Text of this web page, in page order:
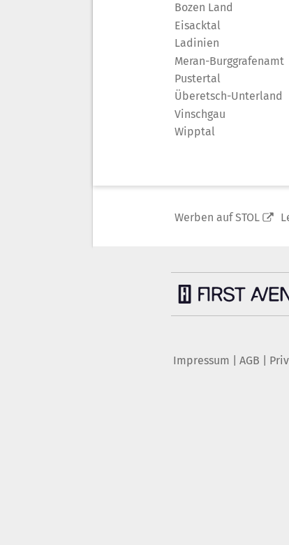
Bozen Land
Eisacktal
Ladinien
Meran-Burggrafenamt
Pustertal
Überetsch-Unterland
Vinschgau
Wipptal
Werben auf STOL
Impressum AGB